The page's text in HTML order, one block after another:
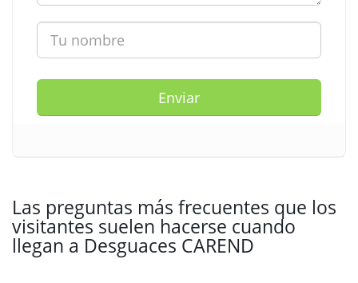
Enviar
Las preguntas más frecuentes que los
visitantes suelen hacerse cuando
llegan a Desguaces CAREND